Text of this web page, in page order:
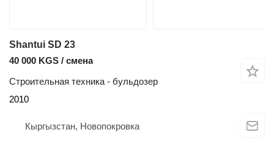
Shantui SD 23
40 000 KGS / смена
Строительная техника - бульдозер
2010
Кыргызстан, Новопокровка